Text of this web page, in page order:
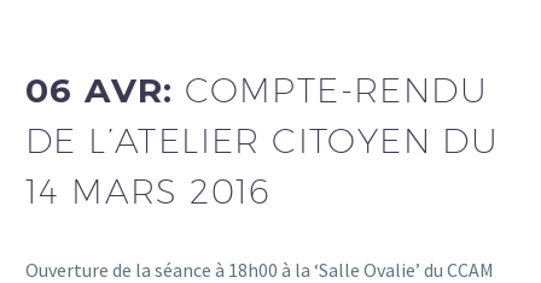
06 AVR: COMPTE-RENDU
DE L’ATELIER CITOYEN DU
14 MARS 2016
Ouverture de la séance à 18h00 à la ‘Salle Ovalie’ du CCAM